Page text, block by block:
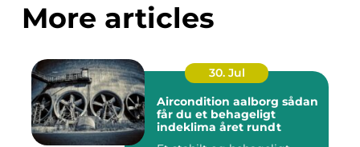
More articles
30. Jul
Aircondition aalborg sådan
får du et behageligt
indeklima året rundt